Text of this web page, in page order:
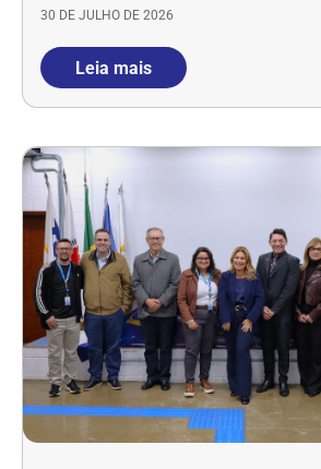
30 DE JULHO DE 2026
Leia mais